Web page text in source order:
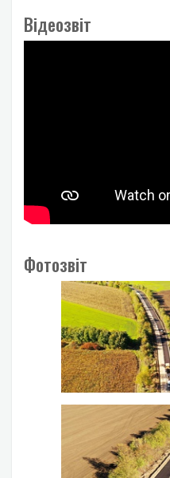
Відеозвіт
Фотозвіт